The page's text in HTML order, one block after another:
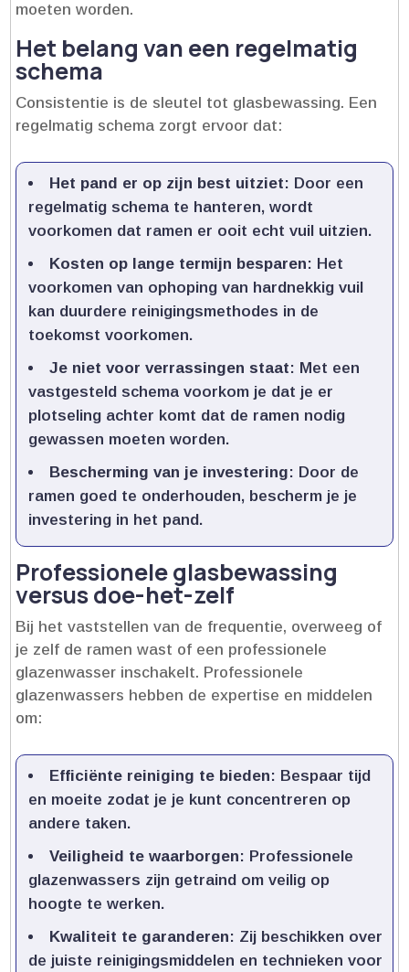
moeten worden.​
Het belang van een regelmatig
schema
Consistentie is de sleutel tot glasbewassing.​ Een
regelmatig schema zorgt ervoor dat:
Het pand er op zijn best uitziet: Door een
regelmatig schema te hanteren, wordt
voorkomen dat ramen er ooit echt vuil uitzien.​
Kosten op lange termijn besparen: Het
voorkomen van ophoping van hardnekkig vuil
kan duurdere reinigingsmethodes in de
toekomst voorkomen.​
Je niet voor verrassingen staat: Met een
vastgesteld schema voorkom je dat je er
plotseling achter komt dat de ramen nodig
gewassen moeten worden.​
Bescherming van je investering: Door de
ramen goed te onderhouden, bescherm je je
investering in het pand.​
Professionele glasbewassing
versus doe-het-zelf
Bij het vaststellen van de frequentie, overweeg of
je zelf de ramen wast of een professionele
glazenwasser inschakelt.​ Professionele
glazenwassers hebben de expertise en middelen
om:
Efficiënte reiniging te bieden: Bespaar tijd
en moeite zodat je je kunt concentreren op
andere taken.​
Veiligheid te waarborgen: Professionele
glazenwassers zijn getraind om veilig op
hoogte te werken.​
Kwaliteit te garanderen: Zij beschikken over
de juiste reinigingsmiddelen en technieken voor